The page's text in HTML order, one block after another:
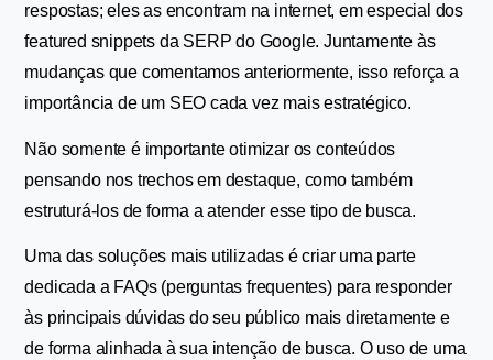
respostas; eles as encontram na internet, em especial dos
featured snippets da SERP do Google. Juntamente às
mudanças que comentamos anteriormente, isso reforça a
importância de um SEO cada vez mais estratégico.
Não somente é importante otimizar os conteúdos
pensando nos trechos em destaque, como também
estruturá-los de forma a atender esse tipo de busca.
Uma das soluções mais utilizadas é criar uma parte
dedicada a FAQs (perguntas frequentes) para responder
às principais dúvidas do seu público mais diretamente e
de forma alinhada à sua intenção de busca. O uso de uma